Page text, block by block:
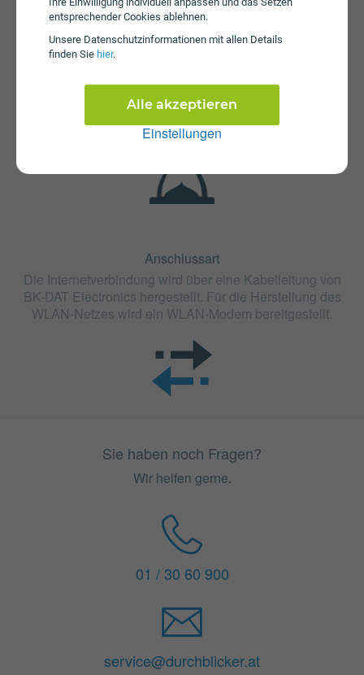
entsprechender Cookies ablehnen.
Unsere Daten­schutz­informationen mit allen Details
finden Sie hier.
Einstellungen
Alle akzeptieren
Fristen
Der Tarif network 2018 ist ohne Bindung oder mit 24
Monate.
Anschlussart
Die Internetverbindung wird über eine Kabelleitung von
BK-DAT Electronics hergestellt. Für die Herstellung des
WLAN-Netzes wird ein WLAN-Modem bereitgestellt.
Sie haben noch Fragen?
Wir helfen gerne.
01 / 30 60 900
service@durchblicker.at